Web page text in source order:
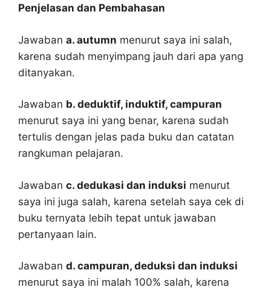
Penjelasan dan Pembahasan
Jawaban a. autumn menurut saya ini salah,
karena sudah menyimpang jauh dari apa yang
ditanyakan.
Jawaban b. deduktif, induktif, campuran
menurut saya ini yang benar, karena sudah
tertulis dengan jelas pada buku dan catatan
rangkuman pelajaran.
Jawaban c. dedukasi dan induksi menurut
saya ini juga salah, karena setelah saya cek di
buku ternyata lebih tepat untuk jawaban
pertanyaan lain.
Jawaban d. campuran, deduksi dan induksi
menurut saya ini malah 100% salah, karena